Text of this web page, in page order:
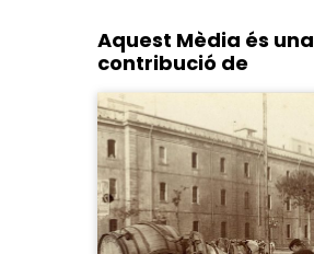
Aquest Mèdia és una
contribució de